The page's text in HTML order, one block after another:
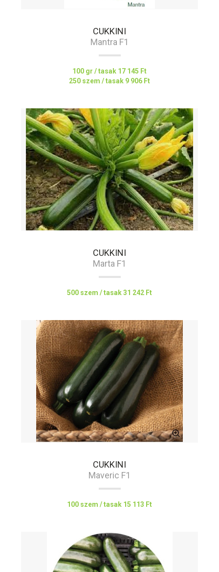
CUKKINI
Mantra F1
100 gr / tasak 17 145 Ft
250 szem / tasak 9 906 Ft
CUKKINI
Marta F1
500 szem / tasak31 242 Ft
CUKKINI
Maveric F1
100 szem / tasak 15 113 Ft